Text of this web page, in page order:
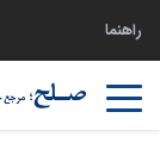
راهنما